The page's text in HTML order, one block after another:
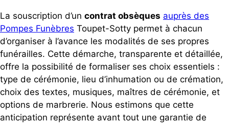
La souscription d’un contrat obsèques auprès des
Pompes Funèbres Toupet-Sotty permet à chacun
d’organiser à l’avance les modalités de ses propres
funérailles. Cette démarche, transparente et détaillée,
offre la possibilité de formaliser ses choix essentiels :
type de cérémonie, lieu d’inhumation ou de crémation,
choix des textes, musiques, maîtres de cérémonie, et
options de marbrerie. Nous estimons que cette
anticipation représente avant tout une garantie de